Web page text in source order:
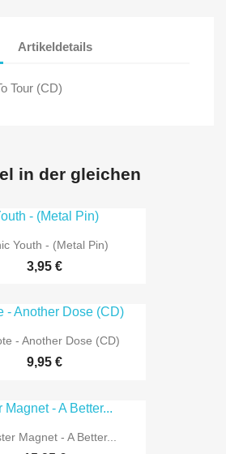
Artikeldetails
Tour (CD)
in der gleichen
Youth - (Metal Pin)
3,95 €
- Another Dose (CD)
9,95 €
Magnet - A Better...